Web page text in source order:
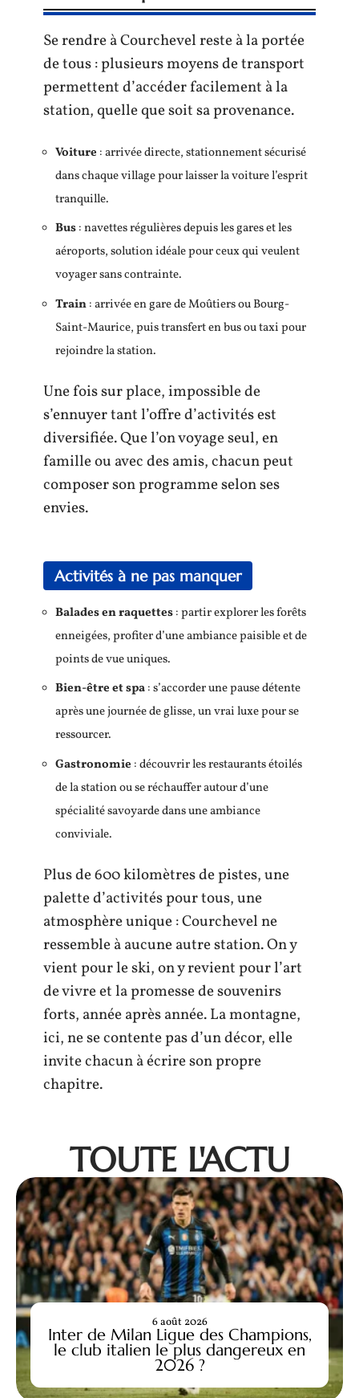
Se rendre à Courchevel reste à la portée
de tous : plusieurs moyens de transport
permettent d’accéder facilement à la
station, quelle que soit sa provenance.
Voiture : arrivée directe, stationnement sécurisé
dans chaque village pour laisser la voiture l’esprit
tranquille.
Bus: navettes régulières depuis les gares et les
aéroports, solution idéale pour ceux qui veulent
voyager sans contrainte.
Train: arrivée en gare de Moûtiers ou Bourg-
Saint-Maurice, puis transfert en bus ou taxi pour
rejoindre la station.
Une fois sur place, impossible de
s’ennuyer tant l’offre d’activités est
diversifiée. Que l’on voyage seul, en
famille ou avec des amis, chacun peut
composer son programme selon ses
envies.
Activités à ne pas manquer
Balades en raquettes: partir explorer les forêts
enneigées, profiter d’une ambiance paisible et de
points de vue uniques.
Bien-être et spa: s’accorder une pause détente
après une journée de glisse, un vrai luxe pour se
ressourcer.
Gastronomie : découvrir les restaurants étoilés
de la station ou se réchauffer autour d’une
spécialité savoyarde dans une ambiance
conviviale.
Plus de 600 kilomètres de pistes, une
palette d’activités pour tous, une
atmosphère unique : Courchevel ne
ressemble à aucune autre station. On y
vient pour le ski, on y revient pour l’art
de vivre et la promesse de souvenirs
forts, année après année. La montagne,
ici, ne se contente pas d’un décor, elle
invite chacun à écrire son propre
chapitre.
TOUTE L'ACTU
Inter de Milan Ligue des Champions,
le club italien le plus dangereux en
2026 ?
6 août 2026